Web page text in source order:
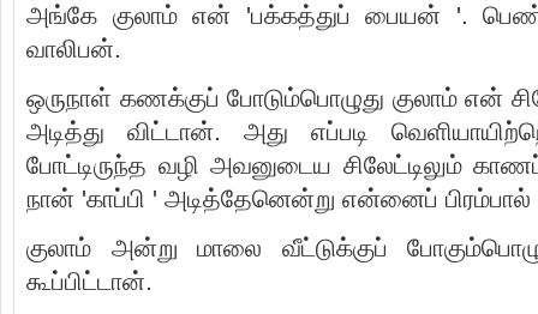
அங்கே குலாம் என் 'பக்கத்துப் பையன் '.
வாலிபன்.
ஒருநாள் கணக்குப் போடும்பொழுது குலாம் என்
அடித்து விட்டான். அது எப்படி
போட்டிருந்த வழி அவனுடைய சிலேட்டிலும்
நான் 'காப்பி ' அடித்தேனென்று என்னைப் பிரம்பால்
குலாம் அன்று மாலை வீட்டுக்குப்
கூப்பிட்டான்.